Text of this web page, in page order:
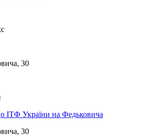
30
ІТФ України на Федьковича
30